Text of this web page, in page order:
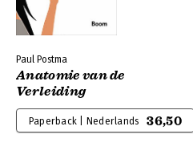
Paul Postma
Anatomie van de
Verleiding
Paperback | Nederlands 36,50